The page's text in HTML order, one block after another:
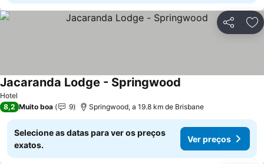
Partilhar
Hotel
Jacaranda Lodge - Springwood
8,2 Muito boa 9 Springwood, a 19.8 km de Brisbane
Selecione as datas para ver os preços
exatos.
Ver preços